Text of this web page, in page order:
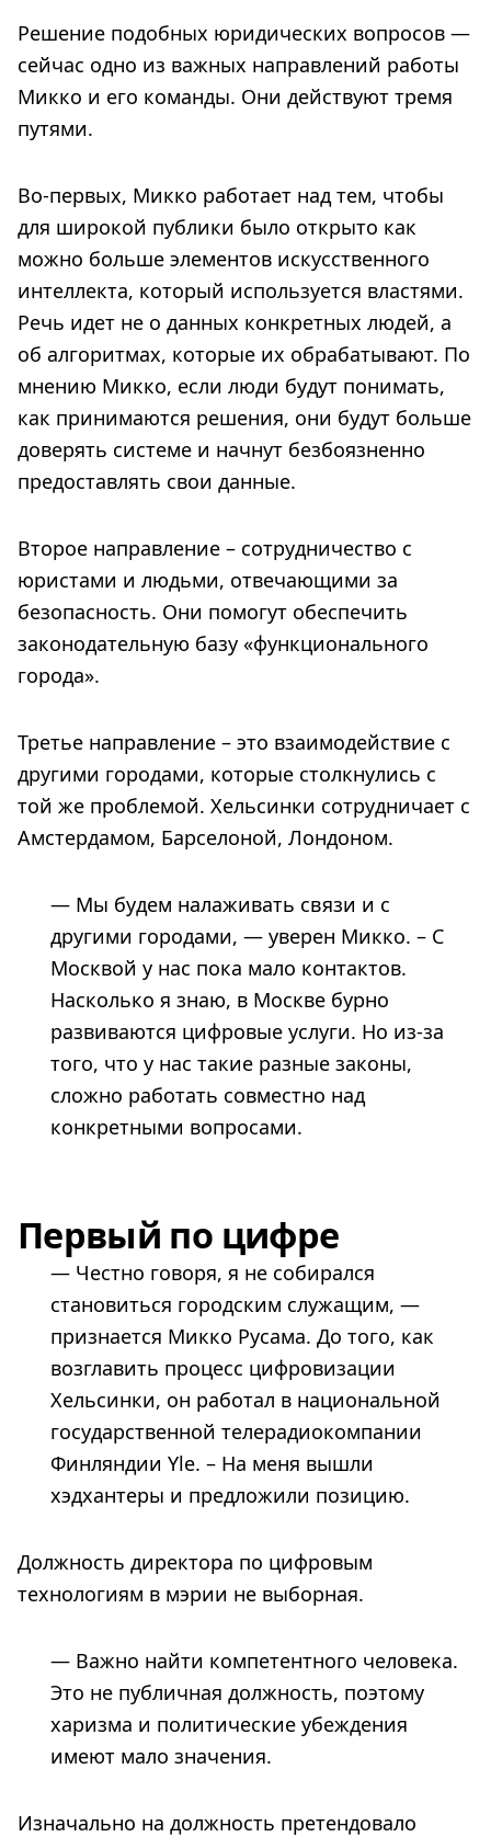
Решение подобных юридических вопросов —
сейчас одно из важных направлений работы
Микко и его команды. Они действуют тремя
путями.
Во-первых, Микко работает над тем, чтобы
для широкой публики было открыто как
можно больше элементов искусственного
интеллекта, который используется властями.
Речь идет не о данных конкретных людей, а
об алгоритмах, которые их обрабатывают. По
мнению Микко, если люди будут понимать,
как принимаются решения, они будут больше
доверять системе и начнут безбоязненно
предоставлять свои данные.
Второе направление – сотрудничество с
юристами и людьми, отвечающими за
безопасность. Они помогут обеспечить
законодательную базу «функционального
города».
Третье направление – это взаимодействие с
другими городами, которые столкнулись с
той же проблемой. Хельсинки сотрудничает с
Амстердамом, Барселоной, Лондоном.
— Мы будем налаживать связи и с
другими городами, — уверен Микко. – С
Москвой у нас пока мало контактов.
Насколько я знаю, в Москве бурно
развиваются цифровые услуги. Но из-за
того, что у нас такие разные законы,
сложно работать совместно над
конкретными вопросами.
Первый по цифре
— Честно говоря, я не собирался
становиться городским служащим, —
признается Микко Русама. До того, как
возглавить процесс цифровизации
Хельсинки, он работал в национальной
государственной телерадиокомпании
Финляндии Yle. – На меня вышли
хэдхантеры и предложили позицию.
Должность директора по цифровым
технологиям в мэрии не выборная.
— Важно найти компетентного человека.
Это не публичная должность, поэтому
харизма и политические убеждения
имеют мало значения.
Изначально на должность претендовало